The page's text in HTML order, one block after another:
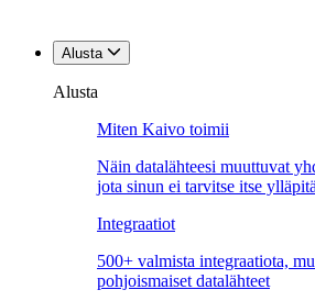
Alusta
Alusta
Miten Kaivo toimii
Näin datalähteesi muuttuvat
jota sinun ei tarvitse itse
Integraatiot
500+ valmista integraatiota,
pohjoismaiset datalähteet